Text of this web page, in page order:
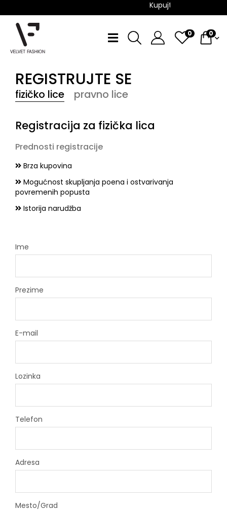
Kupujte sada,
0 0
REGISTRUJTE SE
fizičko lice pravno lice
Registracija za fizička lica
Prednosti registracije
Brza kupovina
Mogućnost skupljanja poena i ostvarivanja
povremenih popusta
Istorija narudžba
Ime
Prezime
E-mail
Lozinka
Telefon
Adresa
Mesto/Grad